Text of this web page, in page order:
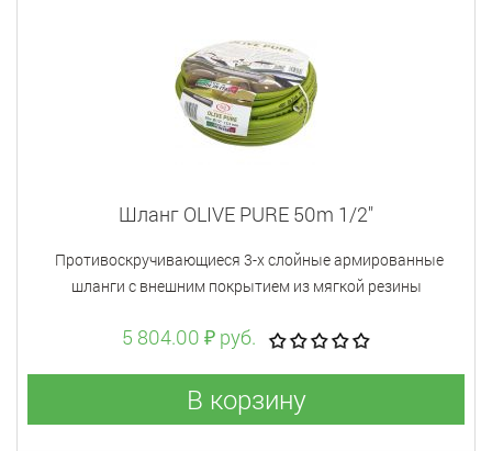
Шланг OLIVE PURE 50m 1/2"
Противоскручивающиеся 3-х слойные армированные
шланги с внешним покрытием из мягкой резины
5 804.00 ₽ руб.
В корзину